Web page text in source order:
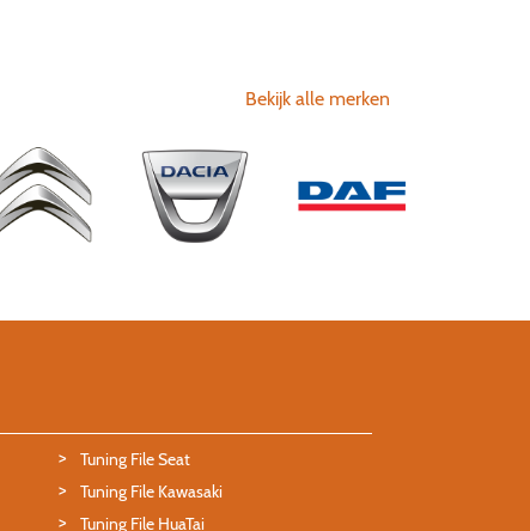
Bekijk alle merken
Tuning File Seat
Tuning File Kawasaki
Tuning File HuaTai